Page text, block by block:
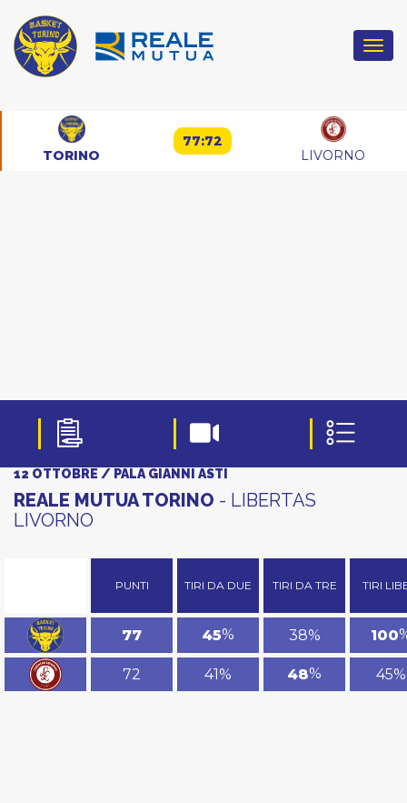
TORINO
77:72
LIVORNO
12 OTTOBRE / PALA GIANNI ASTI
REALE MUTUA TORINO - LIBERTAS
LIVORNO
PUNTI TIRI DA DUE TIRI DA TRE TIRI
77 45% 38% 100
72 41% 48% 45%